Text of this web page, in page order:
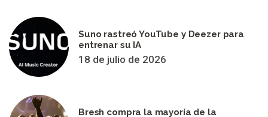
Suno rastreó YouTube y Deezer para
entrenar su IA
18 de julio de 2026
Bresh compra la mayoría de la